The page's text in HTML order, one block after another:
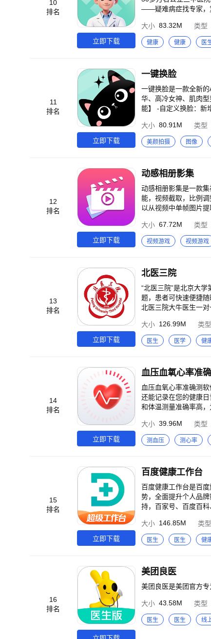
10
排名
立即下载
——疑难病症找专家，
源，就医全程专人守
心理专科、体检专科
爱。 【泰活力】泰活力健康促进计划为客户提供陪伴式健康管理服务，越坚持、越健康、越收获！ 【泰保障】精选保
安心！ 智能的健康记录、贴心的健康指导、便捷的专业问医、尊贵的专家绿通，基于全国覆盖的医疗健康网络及医生
集团，为客户提供全
套完善的健康服务体系，泰康医生APP让
p给出的健康内容仅供
请勿仅凭本App内容忽
大小 83.32M 类型
健康 健康 医
11
排名
立即下载
一键换脸
一键换脸是一款全新
华、高冷女神、肌肉型
能】 -自定义换脸：新
的肌肉型男、高贵端
可快速换脸，轻松便
很强大！ 【产品特色】 -换的像：利用深度ai合成技术，相似度超过99%，换的很像 -速度快：一张照片就能实现视频
新奇玩法，超级多换装视频模板特
ml 隐私协议：http://
p://goollp.xyz/doc/
扣款，可随时取消。
大小 80.91M 类型
美颜拍摄 图像
12
排名
立即下载
动感相册影集
动感相册影集是一款
能，视频截取，比例
以从视频中单帧图片
大小 67.72M 类型
视频游戏 视频游戏
13
排名
立即下载
北医三院
“北医三院”是北京大
题，患者可快速便捷
北医三院大牛医生一
大小 126.99M 类型
医生 医学 健
14
排名
立即下载
血压血氧心率准
血压血氧心率准确测
还能记录在您的健康
和体温测量准确率高
更好地了解自己的健
单：只需将手指放在
人：老年人常常需要
的数据，方便用户进
状况，方便用户进行
服务，快来下载体验吧
大小 39.96M 类型
测血压 测心率
15
排名
立即下载
百度健康工作台
百度健康工作台是百
势，全面提升个人品牌影响力，
持，百家号、百度百
室服务，提高医生接
松创作优质内容，在
者进行分组管理，通
大小 146.85M 类型
医生 医生 健
16
排名
美团良医
美团良医是美团官方
大小 43.58M 类型
医生 医生 线